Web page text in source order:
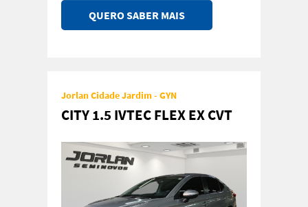
QUERO SABER MAIS
Jorlan Cidade Jardim - GYN
CITY 1.5 IVTEC FLEX EX CVT